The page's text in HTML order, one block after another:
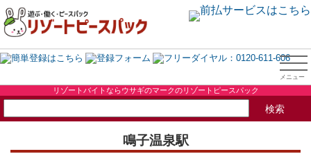
リゾートバイトならウサギのマークのリゾートピースパック
鳴子温泉駅